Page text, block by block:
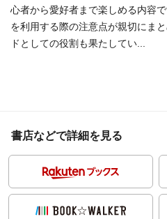
心者から愛好者まで楽しめる内容
を利用する際の注意点が親切にま
ドとしての役割も果たしてい...
書店などで詳細を見る